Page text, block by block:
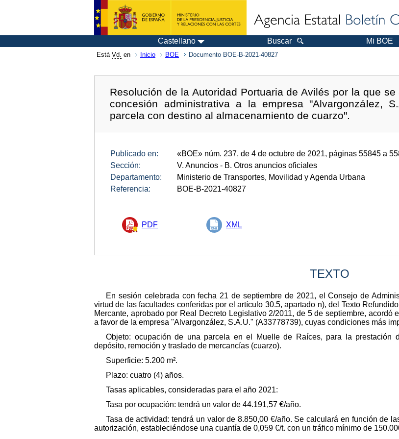
Castellano Buscar Mi BOE
Está Vd. en Inicio BOE Documento BOE-B-2021-40827
Resolución de la Autoridad Portuaria de Avilés por la que
concesión administrativa a la empresa "Alvargonzález,
parcela con destino al almacenamiento de cuarzo".
Publicado en: «BOE» núm. 237, de 4 de octubre de 2021, páginas 55845 a
Sección:
V. Anuncios - B. Otros anuncios oficiales
Departamento:
Ministerio de Transportes, Movilidad y Agenda Urbana
Referencia:
BOE-B-2021-40827
PDF XML
TEXTO
En sesión celebrada con fecha 21 de septiembre de 2021, el Consejo de
virtud de las facultades conferidas por el artículo 30.5, apartado n), del Texto
Mercante, aprobado por Real Decreto Legislativo 2/2011, de 5 de septiembre, acordó
a favor de la empresa "Alvargonzález, S.A.U." (A33778739), cuyas condiciones más
Objeto: ocupación de una parcela en el Muelle de Raíces, para la prestación
depósito, remoción y traslado de mercancías (cuarzo).
Superficie: 5.200 m².
Plazo: cuatro (4) años.
Tasas aplicables, consideradas para el año 2021:
Tasa por ocupación: tendrá un valor de 44.191,57 €/año.
Tasa de actividad: tendrá un valor de 8.850,00 €/año. Se calculará en función de
autorización, estableciéndose una cuantía de 0,059 €/t. con un tráfico mínimo de